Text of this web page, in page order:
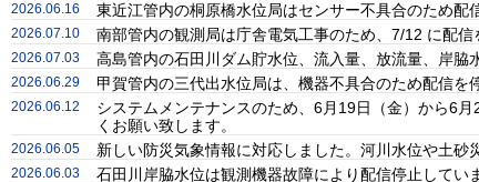
2026.06.16 東近江管内の桐原橋水位局はセンサー不具合のため配
2026.07.10 南部管内の観測局は庁舎電気工事のため、7/12 に配信
2026.07.03 高島管内の石田川ダム貯水位、流入量、放流量、岸脇
2026.06.29 甲賀管内の三代出水位局は、機器不具合のため配信を
2026.06.12
システムメンテナンスのため、6月19日（金）から6
くお願い致します。
2026.06.05 新しい防災気象情報に対応しました。河川水位や土砂
2026.06.03 石田川岸脇水位は観測機器故障により配信停止して